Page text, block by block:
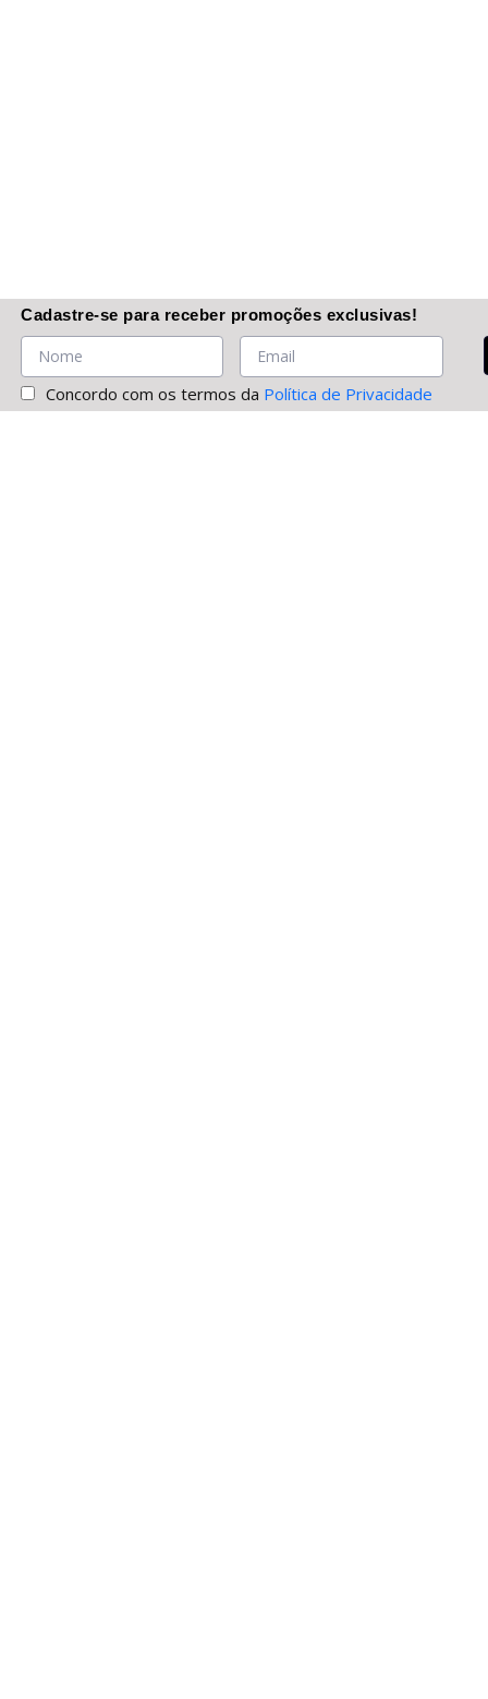
Cadastre-se para receber promoções exclusivas!
Concordo com os termos da Política de Privacidade